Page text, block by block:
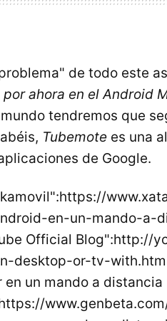
de todo este
ahora en el Android
tendremos que
Tubemote es una
de Google.
en-un-mando-a-
Official Blog":http://
desktop-or-tv-
en un mando a distancia